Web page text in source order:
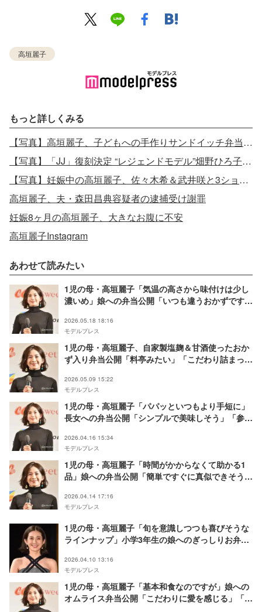
高垣麗子
もっと詳しくみる
【写真】高垣麗子、子どもへの手作りサンドイッチ弁当公開
【写真】「JJ」復刻決定 “レジェンドモデル”畑野ひろ子＆高垣麗子が20年前と同じポーズで表紙
【写真】妊娠中の高垣麗子、佐々木希＆武井咲と3ショット ふっくらお腹でハッピーオーラ全開
高垣麗子、夫・森田昌典容疑者の逮捕受け謝罪
妊娠8ヶ月の高垣麗子、大きなお腹に不安
高垣麗子Instagram
あわせて読みたい
1児の母・高垣麗子「気温の高さから味付けは少し
濃いめ」娘への弁当公開「いつも違うおかずですご
2026.05.18 18:16
モデルプレス
1児の母・高垣麗子、自家製塩麹＆甘酒使ったおか
ず入り弁当公開「料亭みたい」「こだわり詰まって
2026.05.09 15:22
モデルプレス
1児の母・高垣麗子「パパッといつもより手短に」
長女への弁当公開「シンプルで美味しそう」「参考
2026.04.16 15:34
モデルプレス
1児の母・高垣麗子「時間がかからなくて助かる1
品」娘への弁当公開「簡単ですぐに真似できそう」
2026.04.14 17:16
モデルプレス
1児の母・高垣麗子「旬を意識しつつも喜びそうな
ラインナップ」小学3年生の娘へのぎっしりお弁当
2026.04.10 13:16
モデルプレス
1児の母・高垣麗子「基本和食なのですが」娘への
オムライス弁当公開「こだわりに愛を感じる」「お